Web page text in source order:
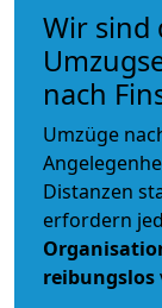
Wir sind
nach
Umzüge
Distanzen
erfordern
reibungslos